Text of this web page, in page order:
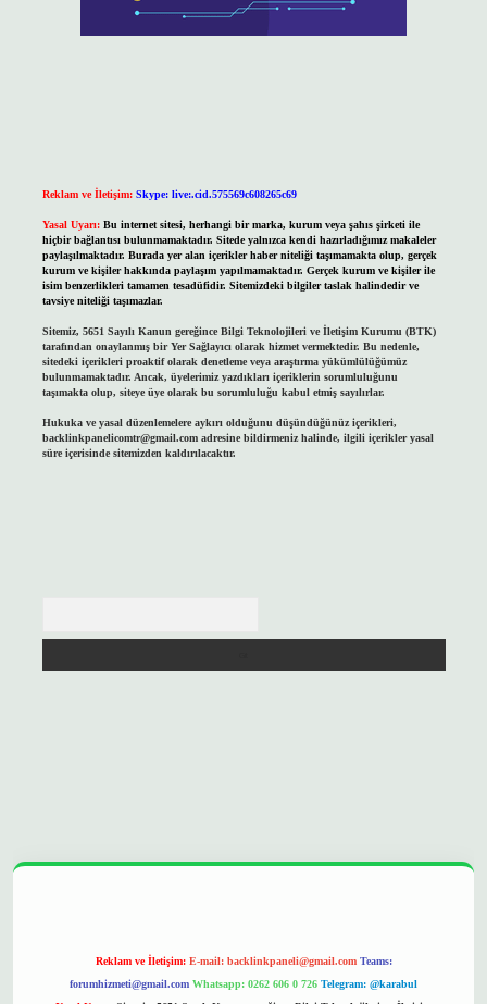
Reklam ve İletişim: Skype: live:.cid.575569c608265c69
Yasal Uyarı: Bu internet sitesi, herhangi bir marka, kurum veya şahıs şirketi ile
hiçbir bağlantısı bulunmamaktadır. Sitede yalnızca kendi hazırladığımız makaleler
paylaşılmaktadır. Burada yer alan içerikler haber niteliği taşımamakta olup, gerçek
kurum ve kişiler hakkında paylaşım yapılmamaktadır. Gerçek kurum ve kişiler ile
isim benzerlikleri tamamen tesadüfidir. Sitemizdeki bilgiler taslak halindedir ve
tavsiye niteliği taşımazlar.
Sitemiz, 5651 Sayılı Kanun gereğince Bilgi Teknolojileri ve İletişim Kurumu (BTK)
tarafından onaylanmış bir Yer Sağlayıcı olarak hizmet vermektedir. Bu nedenle,
sitedeki içerikleri proaktif olarak denetleme veya araştırma yükümlülüğümüz
bulunmamaktadır. Ancak, üyelerimiz yazdıkları içeriklerin sorumluluğunu
taşımakta olup, siteye üye olarak bu sorumluluğu kabul etmiş sayılırlar.
Hukuka ve yasal düzenlemelere aykırı olduğunu düşündüğünüz içerikleri,
backlinkpanelicomtr@gmail.comadresine bildirmeniz halinde, ilgili içerikler yasal
süre içerisinde sitemizden kaldırılacaktır.
Reklam ve İletişim: E-mail: backlinkpaneli@gmail.com Teams:
forumhizmeti@gmail.com Whatsapp: 0262 606 0 726 Telegram: @karabul